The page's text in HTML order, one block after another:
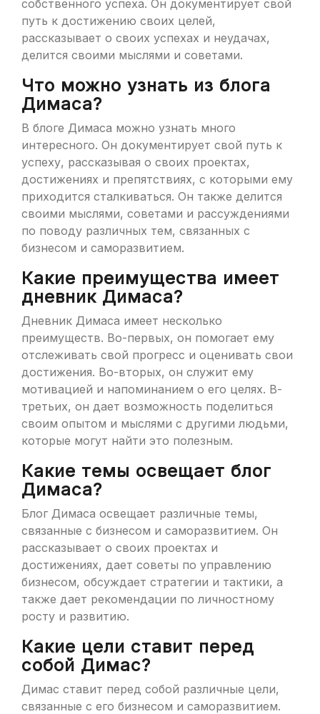
собственного успеха. Он документирует свой
путь к достижению своих целей,
рассказывает о своих успехах и неудачах,
делится своими мыслями и советами.
Что можно узнать из блога
Димаса?
В блоге Димаса можно узнать много
интересного. Он документирует свой путь к
успеху, рассказывая о своих проектах,
достижениях и препятствиях, с которыми ему
приходится сталкиваться. Он также делится
своими мыслями, советами и рассуждениями
по поводу различных тем, связанных с
бизнесом и саморазвитием.
Какие преимущества имеет
дневник Димаса?
Дневник Димаса имеет несколько
преимуществ. Во-первых, он помогает ему
отслеживать свой прогресс и оценивать свои
достижения. Во-вторых, он служит ему
мотивацией и напоминанием о его целях. В-
третьих, он дает возможность поделиться
своим опытом и мыслями с другими людьми,
которые могут найти это полезным.
Какие темы освещает блог
Димаса?
Блог Димаса освещает различные темы,
связанные с бизнесом и саморазвитием. Он
рассказывает о своих проектах и
достижениях, дает советы по управлению
бизнесом, обсуждает стратегии и тактики, а
также дает рекомендации по личностному
росту и развитию.
Какие цели ставит перед
собой Димас?
Димас ставит перед собой различные цели,
связанные с его бизнесом и саморазвитием.